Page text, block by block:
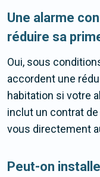
Une alarme
réduire sa
Oui, sous
accordent une
habitation si votre
inclut un contrat
vous directement
Peut-on